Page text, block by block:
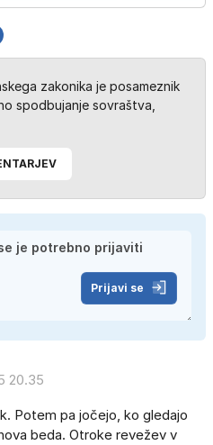
zakonika je posameznik
spodbujanje sovraštva,
Prijavi se
20.35
Potem pa jočejo, ko gledajo
beda. Otroke revežev v